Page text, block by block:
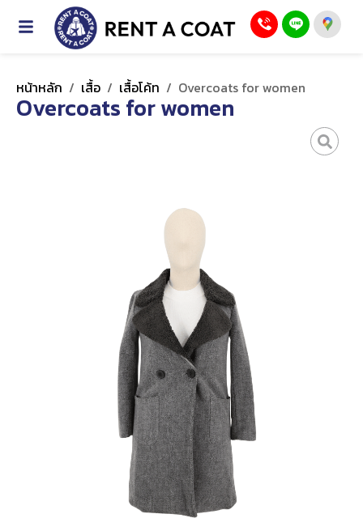
หน้าหลัก / เสื้อ / เสื้อโค้ท / Overcoats for women
Overcoats for women